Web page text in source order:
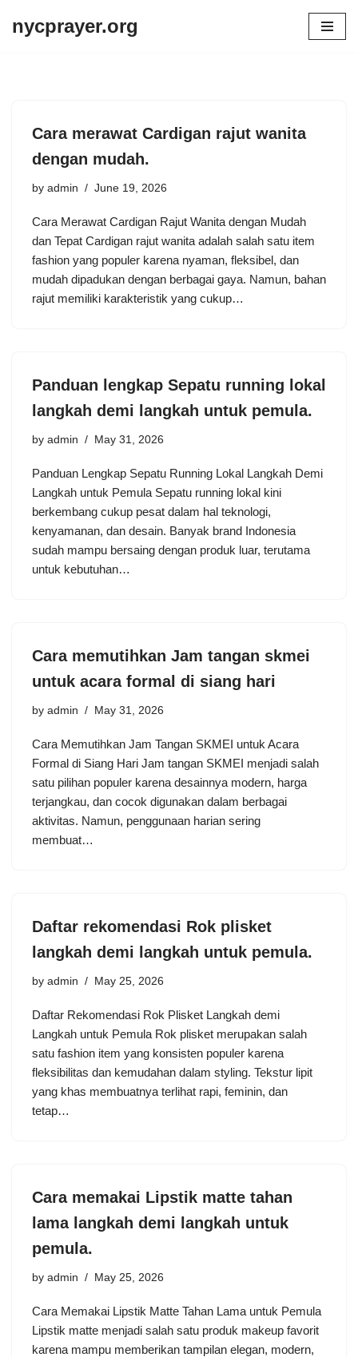
nycprayer.org
Cara merawat Cardigan rajut wanita
dengan mudah.
by admin June 19, 2026
Cara Merawat Cardigan Rajut Wanita dengan Mudah
dan Tepat Cardigan rajut wanita adalah salah satu item
fashion yang populer karena nyaman, fleksibel, dan
mudah dipadukan dengan berbagai gaya. Namun, bahan
rajut memiliki karakteristik yang cukup…
Panduan lengkap Sepatu running lokal
langkah demi langkah untuk pemula.
by admin May 31, 2026
Panduan Lengkap Sepatu Running Lokal Langkah Demi
Langkah untuk Pemula Sepatu running lokal kini
berkembang cukup pesat dalam hal teknologi,
kenyamanan, dan desain. Banyak brand Indonesia
sudah mampu bersaing dengan produk luar, terutama
untuk kebutuhan…
Cara memutihkan Jam tangan skmei
untuk acara formal di siang hari
by admin May 31, 2026
Cara Memutihkan Jam Tangan SKMEI untuk Acara
Formal di Siang Hari Jam tangan SKMEI menjadi salah
satu pilihan populer karena desainnya modern, harga
terjangkau, dan cocok digunakan dalam berbagai
aktivitas. Namun, penggunaan harian sering
membuat…
Daftar rekomendasi Rok plisket
langkah demi langkah untuk pemula.
by admin May 25, 2026
Daftar Rekomendasi Rok Plisket Langkah demi
Langkah untuk Pemula Rok plisket merupakan salah
satu fashion item yang konsisten populer karena
fleksibilitas dan kemudahan dalam styling. Tekstur lipit
yang khas membuatnya terlihat rapi, feminin, dan
tetap…
Cara memakai Lipstik matte tahan
lama langkah demi langkah untuk
pemula.
by admin May 25, 2026
Cara Memakai Lipstik Matte Tahan Lama untuk Pemula
Lipstik matte menjadi salah satu produk makeup favorit
karena mampu memberikan tampilan elegan, modern,